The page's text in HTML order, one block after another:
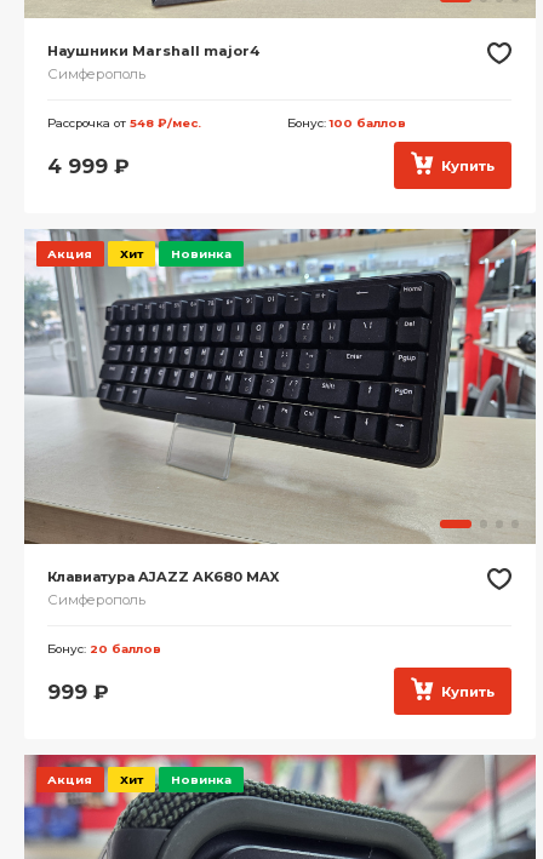
Наушники Marshall major4
Симферополь
Рассрочка от 548 ₽/мес. Бонус:100 баллов
4 999 ₽ Купить
Акция Хит Новинка
Клавиатура AJAZZ AK680 MAX
Симферополь
Бонус: 20 баллов
999 ₽ Купить
Акция Хит Новинка